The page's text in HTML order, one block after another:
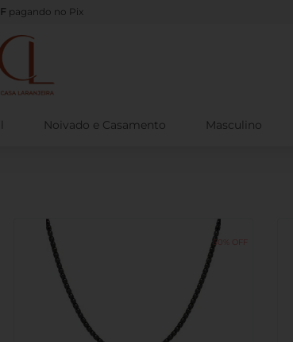
Frete grátis
Noivado e Casamento Masculino
50%